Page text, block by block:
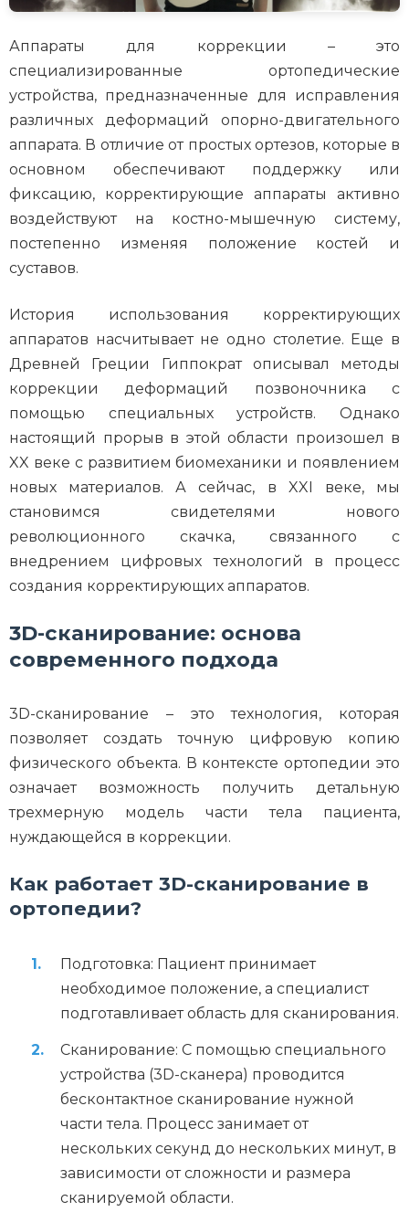
Аппараты для коррекции – это
специализированные ортопедические
устройства, предназначенные для исправления
различных деформаций опорно-двигательного
аппарата. В отличие от простых ортезов, которые в
основном обеспечивают поддержку или
фиксацию, корректирующие аппараты активно
воздействуют на костно-мышечную систему,
постепенно изменяя положение костей и
суставов.
История использования корректирующих
аппаратов насчитывает не одно столетие. Еще в
Древней Греции Гиппократ описывал методы
коррекции деформаций позвоночника с
помощью специальных устройств. Однако
настоящий прорыв в этой области произошел в
XX веке с развитием биомеханики и появлением
новых материалов. А сейчас, в XXI веке, мы
становимся свидетелями нового
революционного скачка, связанного с
внедрением цифровых технологий в процесс
создания корректирующих аппаратов.
3D-сканирование: основа
современного подхода
3D-сканирование – это технология, которая
позволяет создать точную цифровую копию
физического объекта. В контексте ортопедии это
означает возможность получить детальную
трехмерную модель части тела пациента,
нуждающейся в коррекции.
Как работает 3D-сканирование в
ортопедии?
Подготовка: Пациент принимает
необходимое положение, а специалист
подготавливает область для сканирования.
Сканирование: С помощью специального
устройства (3D-сканера) проводится
бесконтактное сканирование нужной
части тела. Процесс занимает от
нескольких секунд до нескольких минут, в
зависимости от сложности и размера
сканируемой области.